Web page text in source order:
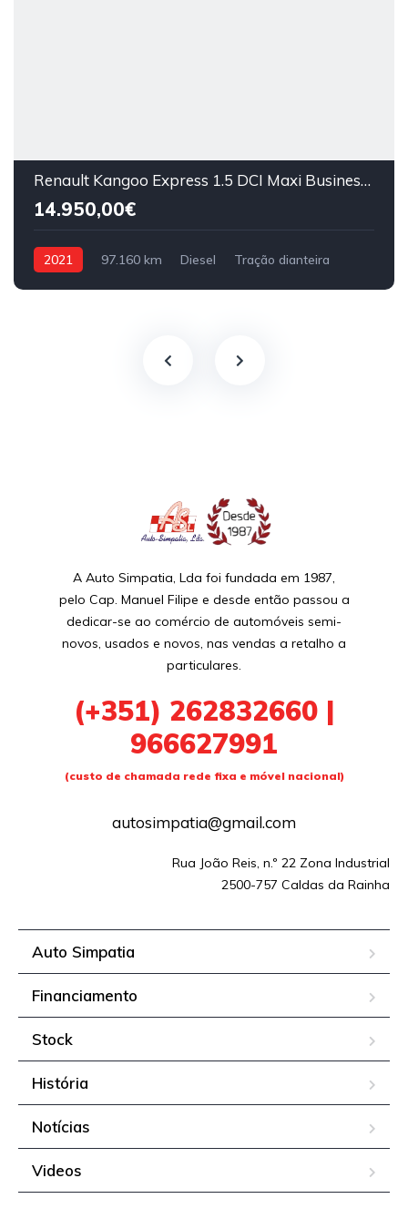
Renault Kangoo Express 1.5 DCI Maxi Business 95cv
14.950,00€
2021 97.160 km Diesel Tração dianteira
A Auto Simpatia, Lda foi fundada em 1987,
pelo Cap. Manuel Filipe e desde então passou a
dedicar-se ao comércio de automóveis semi-
novos, usados e novos, nas vendas a retalho a
particulares.
(+351) 262832660 |
966627991
(custo de chamada rede fixa e móvel nacional)
autosimpatia@gmail.com
Rua João Reis, n.º 22 Zona Industrial
2500-757 Caldas da Rainha
Auto Simpatia
Financiamento
Stock
História
Notícias
Videos